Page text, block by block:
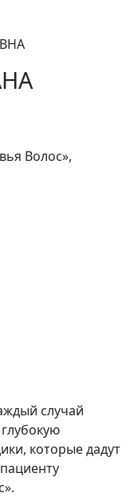
Волос»,
случай
которые дадут